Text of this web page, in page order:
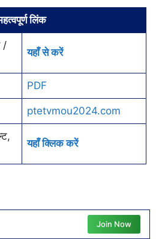
लिंक
/
यहाँ से करें
PDF
ptetvmou2024.com
यहाँ क्लिक करें
Join Now